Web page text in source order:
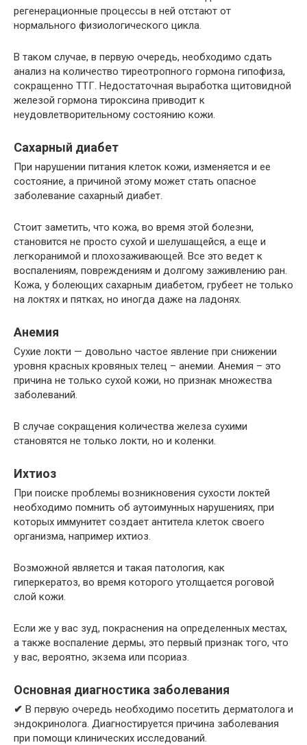
регенерационные процессы в ней отстают от
нормального физиологического цикла.
В таком случае, в первую очередь, необходимо сдать
анализ на количество тиреотропного гормона гипофиза,
сокращенно ТТГ. Недостаточная выработка щитовидной
железой гормона тироксина приводит к
неудовлетворительному состоянию кожи.
Сахарный диабет
При нарушении питания клеток кожи, изменяется и ее
состояние, а причиной этому может стать опасное
заболевание сахарный диабет.
Стоит заметить, что кожа, во время этой болезни,
становится не просто сухой и шелушащейся, а еще и
легкоранимой и плохозаживающей. Все это ведет к
воспалениям, повреждениям и долгому заживлению ран.
Кожа, у болеющих сахарным диабетом, грубеет не только
на локтях и пятках, но иногда даже на ладонях.
Анемия
Сухие локти — довольно частое явление при снижении
уровня красных кровяных телец – анемии. Анемия – это
причина не только сухой кожи, но признак множества
заболеваний.
В случае сокращения количества железа сухими
становятся не только локти, но и коленки.
Ихтиоз
При поиске проблемы возникновения сухости локтей
необходимо помнить об аутоимунных нарушениях, при
которых иммунитет создает антитела клеток своего
организма, например ихтиоз.
Возможной является и такая патология, как
гиперкератоз, во время которого утолщается роговой
слой кожи.
Если же у вас зуд, покраснения на определенных местах,
а также воспаление дермы, это первый признак того, что
у вас, вероятно, экзема или псориаз.
Основная диагностика заболевания
✔ В первую очередь необходимо посетить дерматолога и
эндокринолога. Диагностируется причина заболевания
при помощи клинических исследований.